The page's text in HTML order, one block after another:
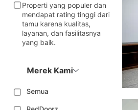
Properti yang populer dan
mendapat rating tinggi dari
tamu karena kualitas,
layanan, dan fasilitasnya
yang baik.
Merek Kami
Semua